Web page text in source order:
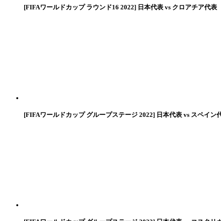
[FIFAワールドカップ ラウンド16 2022] 日本代表 vs クロアチア代表
[FIFAワールドカップ グループステージ 2022] 日本代表 vs スペイン